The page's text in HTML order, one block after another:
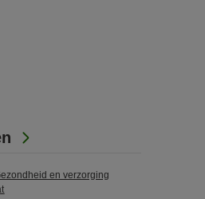
en verzorging